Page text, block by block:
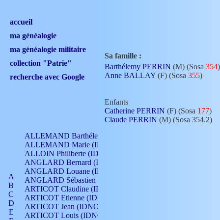
accueil
ma généalogie
ma généalogie militaire
collection "Patrie"
recherche avec Google
A
B
C
D
E
ALLEMAND Barthélemy (IDNO 330)
ALLEMAND Marie (IDNO 165)
ALLOIN Philiberte (IDNO 449)
ANGLARD Bernard (IDNO 4)
ANGLARD Louane (IDNO 4)
ANGLARD Sébastien (IDNO 4)
ARTICOT Claudine (IDNO 105)
ARTICOT Etienne (IDNO 420)
ARTICOT Jean (IDNO 210)
ARTICOT Louis (IDNO 420)
Sa famille :
Barthélemy PERRIN (M) (Sosa 354)
Anne BALLAY (F) (Sosa 355)
Enfants
Catherine PERRIN (F) (Sosa 177)
Claude PERRIN (M) (Sosa 354.2)